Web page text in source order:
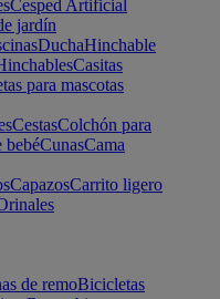
Cesped Artificial
jardín
DuchaHinchable
Casitas
para mascotas
CestasColchón para
bebéCunasCama
CapazosCarrito ligero
de remoBicicletas